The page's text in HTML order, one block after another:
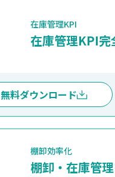
在庫管理KPI
在庫管理KPI完
無料ダウンロード
棚卸効率化
棚卸・在庫管